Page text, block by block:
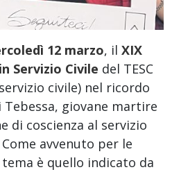
12 marzo, il XIX
Servizio Civile del TESC
civile) nel ricordo
giovane martire
di coscienza al servizio
avvenuto per le
è quello indicato da